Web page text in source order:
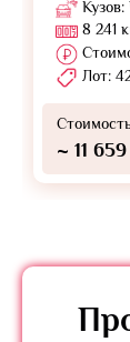
8 241
Лот:
~ 11